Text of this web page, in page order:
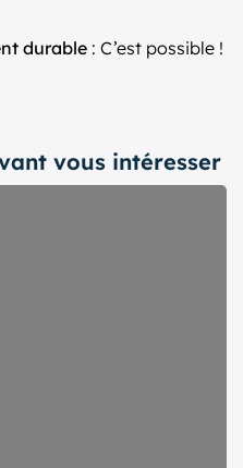
durable : C’est possible !
vous intéresser